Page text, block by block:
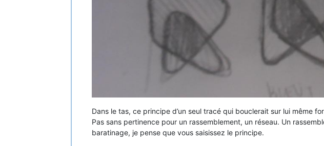
Dans le tas, ce principe d’un seul tracé qui bouclerait sur lui même
Pas sans pertinence pour un rassemblement, un réseau. Un
baratinage, je pense que vous saisissez le principe.